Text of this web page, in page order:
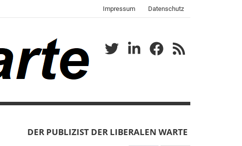
Impressum Datenschutz
TwitterLinkedInFacebook
RSS
DER PUBLIZIST DER LIBERALEN WARTE